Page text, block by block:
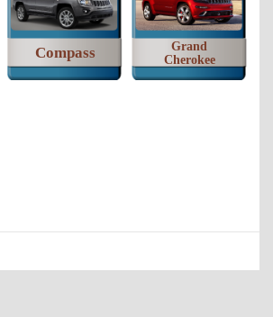
Compass
Grand
Cherokee